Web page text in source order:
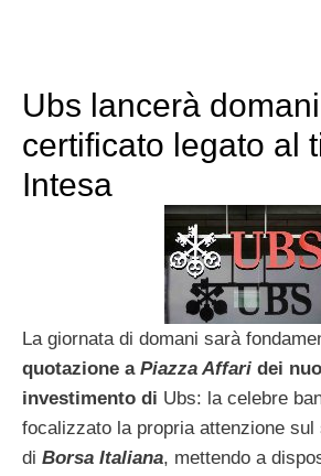
Ubs lancerà
certificato legato al
Intesa
La giornata di domani sarà
quotazione a Piazza Affari dei
investimento di Ubs: la celebre
focalizzato la propria attenzione sul
di Borsa Italiana, mettendo a